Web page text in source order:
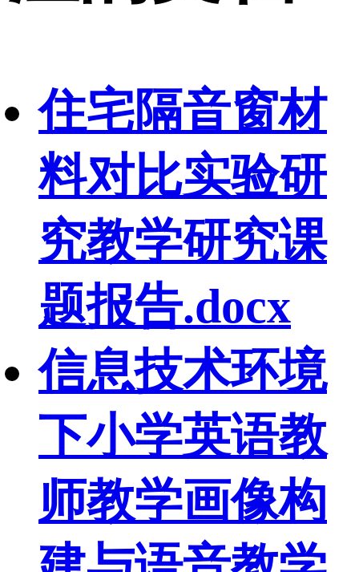
住宅隔音窗材
料对比实验研
究教学研究课
题报告.docx
信息技术环境
下小学英语教
师教学画像构